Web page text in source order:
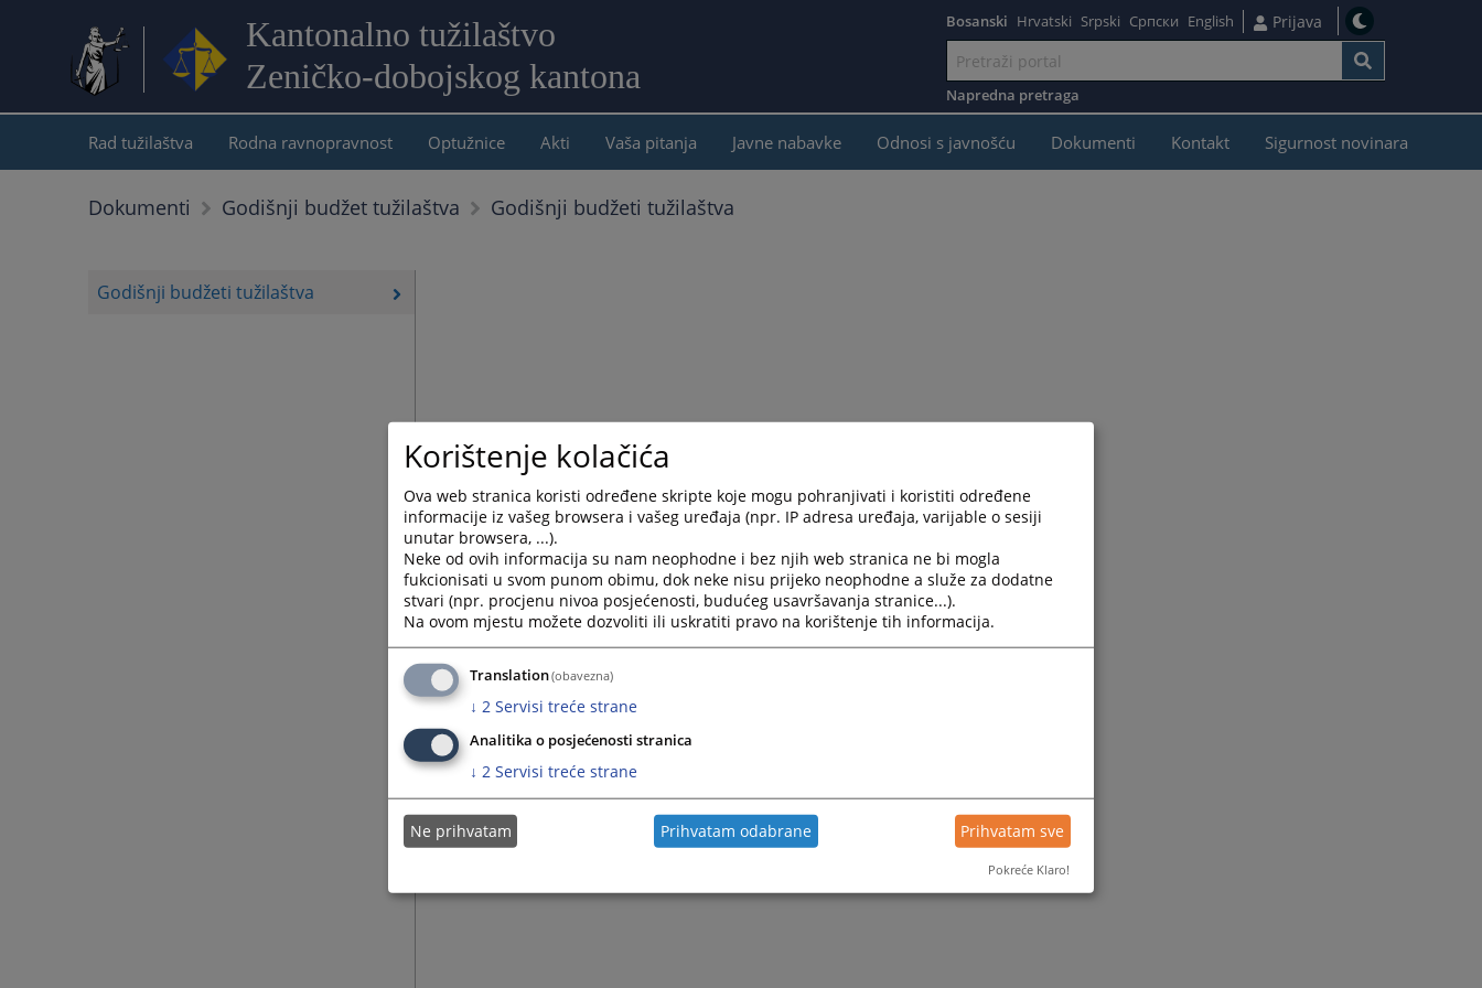
Kantonalno tužilaštvo
Zeničko-dobojskog kantona
sadržaj
Bosanski Hrvatski Srpski Српски English Prijava
Napredna pretraga
Rad tužilaštva Rodna ravnopravnost Optužnice Akti Vaša pitanja Javne nabavke Odnosi s javnošću Dokumenti Kontakt Sigurnost novinara
Dokumenti Godišnji budžet tužilaštva Godišnji budžeti tužilaštva
Godišnji budžeti tužilaštva
Korištenje kolačića
Ova web stranica koristi određene skripte koje mogu pohranjivati i koristiti određene
informacije iz vašeg browsera i vašeg uređaja (npr. IP adresa uređaja, varijable o sesiji
unutar browsera, ...).
Neke od ovih informacija su nam neophodne i bez njih web stranica ne bi mogla
fukcionisati u svom punom obimu, dok neke nisu prijeko neophodne a služe za dodatne
stvari (npr. procjenu nivoa posjećenosti, budućeg usavršavanja stranice...).
Na ovom mjestu možete dozvoliti ili uskratiti pravo na korištenje tih informacija.
Translation(obavezna)
↓ 2 Servisi treće strane
Analitika o posjećenosti stranica
↓ 2 Servisi treće strane
Ne prihvatam Prihvatam odabrane Prihvatam sve
Pokreće Klaro!